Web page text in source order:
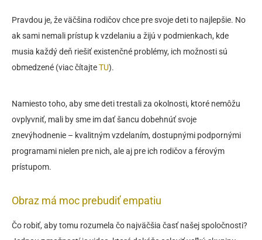
Pravdou je, že väčšina rodičov chce pre svoje deti to najlepšie. No
ak sami nemali prístup k vzdelaniu a žijú v podmienkach, kde
musia každý deň riešiť existenčné problémy, ich možnosti sú
obmedzené (viac čítajteTU).
Namiesto toho, aby sme deti trestali za okolnosti, ktoré nemôžu
ovplyvniť, mali by sme im dať šancu dobehnúť svoje
znevýhodnenie – kvalitným vzdelaním, dostupnými podpornými
programami nielen pre nich, ale aj pre ich rodičov a férovým
prístupom.
Obraz má moc prebudiť empatiu
Čo robiť, aby tomu rozumela čo najväčšia časť našej spoločnosti?